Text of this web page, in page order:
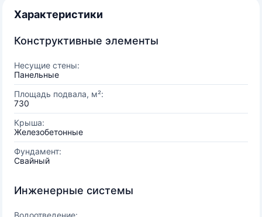
Характеристики
Конструктивные элементы
Несущие стены:
Панельные
Площадь подвала, м²:
730
Крыша:
Железобетонные
Фундамент:
Свайный
Инженерные системы
Водоотведение: